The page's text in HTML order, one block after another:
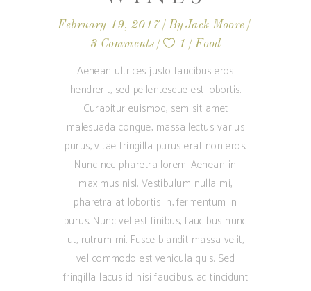
February 19, 2017 ByJack Moore
3 Comments
1 Food
Aenean ultrices justo faucibus eros
hendrerit, sed pellentesque est lobortis.
Curabitur euismod, sem sit amet
malesuada congue, massa lectus varius
purus, vitae fringilla purus erat non eros.
Nunc nec pharetra lorem. Aenean in
maximus nisl. Vestibulum nulla mi,
pharetra at lobortis in, fermentum in
purus. Nunc vel est finibus, faucibus nunc
ut, rutrum mi. Fusce blandit massa velit,
vel commodo est vehicula quis. Sed
fringilla lacus id nisi faucibus, ac tincidunt